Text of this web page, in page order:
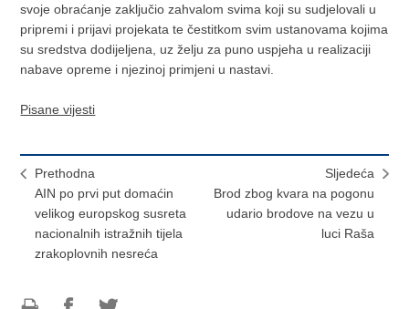
svoje obraćanje zaključio zahvalom svima koji su sudjelovali u
pripremi i prijavi projekata te čestitkom svim ustanovama kojima
su sredstva dodijeljena, uz želju za puno uspjeha u realizaciji
nabave opreme i njezinoj primjeni u nastavi.
Pisane vijesti
Prethodna
AIN po prvi put domaćin
velikog europskog susreta
nacionalnih istražnih tijela
zrakoplovnih nesreća
Sljedeća
Brod zbog kvara na pogonu
udario brodove na vezu u
luci Raša